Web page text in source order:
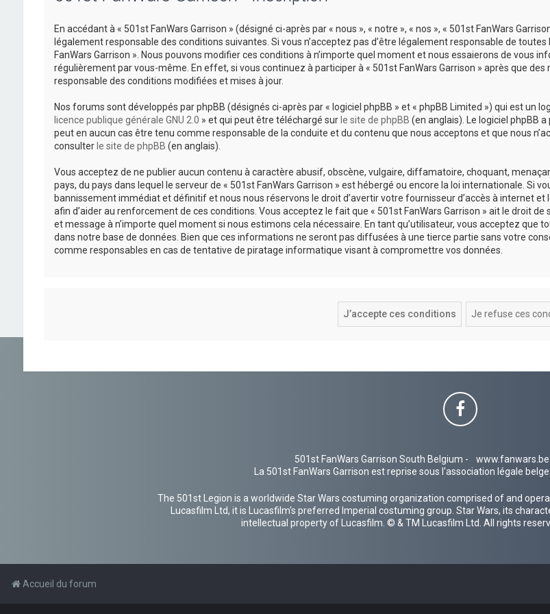
En accédant à « 501st FanWars Garrison » (désigné ci-après par « nous », « notre », « nos », « 501st FanWars
légalement responsable des conditions suivantes. Si vous n’acceptez pas d’être légalement responsable de
FanWars Garrison ». Nous pouvons modifier ces conditions à n’importe quel moment et nous essaierons de vous
régulièrement par vous-même. En effet, si vous continuez à participer à « 501st FanWars Garrison » après que
responsable des conditions modifiées et mises à jour.
Nos forums sont développés par phpBB (désignés ci-après par « logiciel phpBB » et « phpBB Limited ») qui est un
licence publique générale GNU 2.0 » et qui peut être téléchargé sur le site de phpBB (en anglais). Le logiciel phpBB
peut en aucun cas être tenu comme responsable de la conduite et du contenu que nous acceptons et que nous
consulter le site de phpBB (en anglais).
Vous acceptez de ne publier aucun contenu à caractère abusif, obscène, vulgaire, diffamatoire, choquant,
pays, du pays dans lequel le serveur de « 501st FanWars Garrison » est hébergé ou encore la loi internationale. Si
bannissement immédiat et définitif et nous nous réservons le droit d’avertir votre fournisseur d’accès à internet
afin d’aider au renforcement de ces conditions. Vous acceptez le fait que « 501st FanWars Garrison » ait le droit
et message à n’importe quel moment si nous estimons cela nécessaire. En tant qu’utilisateur, vous acceptez
dans notre base de données. Bien que ces informations ne seront pas diffusées à une tierce partie sans votre
comme responsables en cas de tentative de piratage informatique visant à compromettre vos données.
501st FanWars Garrison South Belgium - www.fanwars.be
La 501st FanWars Garrison est reprise sous l'association légale
The 501st Legion is a worldwide Star Wars costuming organization comprised of and
Lucasfilm Ltd, it is Lucasfilm's preferred Imperial costuming group. Star Wars, its
intellectual property of Lucasfilm. © & TM Lucasfilm Ltd. All rights
Accueil du forum